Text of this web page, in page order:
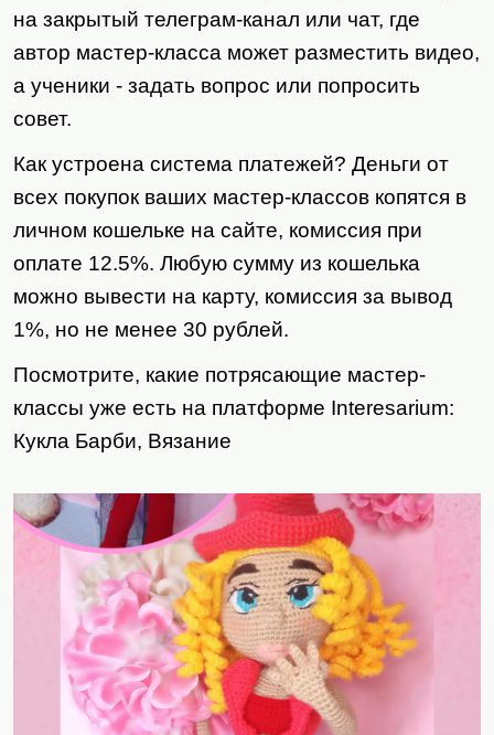
на закрытый телеграм-канал или чат, где
автор мастер-класса может разместить видео,
а ученики - задать вопрос или попросить
совет.
Как устроена система платежей? Деньги от
всех покупок ваших мастер-классов копятся в
личном кошельке на сайте, комиссия при
оплате 12.5%. Любую сумму из кошелька
можно вывести на карту, комиссия за вывод
1%, но не менее 30 рублей.
Посмотрите, какие потрясающие мастер-
классы уже есть на платформе Interesarium:
Кукла Барби, Вязание